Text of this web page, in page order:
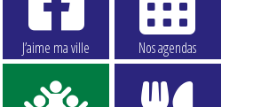
J’aime ma ville Nos agendas